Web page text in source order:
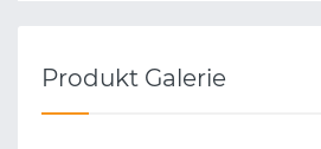
Produkt Galerie